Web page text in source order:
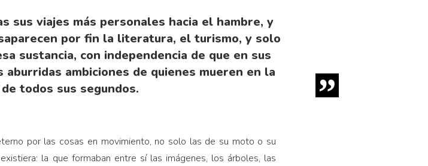
sus viajes más personales hacia el hambre, y
por fin la literatura, el turismo, y solo
sustancia, con independencia de que en sus
ambiciones de quienes mueren en la
todos sus segundos.
por las cosas en movimiento, no solo las de su moto o su
la que formaban entre sí las imágenes, los árboles, las